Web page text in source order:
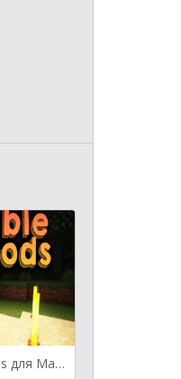
Placeable Blaze Rods для Майнкрафт [1.19.4, 1.19.3, 1.19.2]